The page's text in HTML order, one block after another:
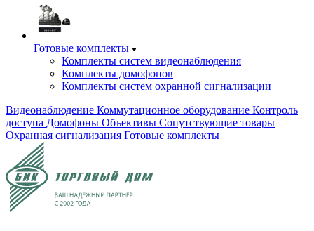
Готовые комплекты
Комплекты систем видеонаблюдения
Комплекты домофонов
Комплекты систем охранной сигнализации
Видеонаблюдение Коммутационное оборудование Контроль
доступа Домофоны Объективы Сопутствующие товары
Охранная сигнализация Готовые комплекты